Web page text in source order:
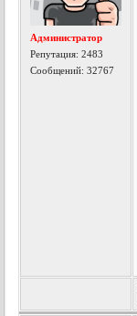
Администратор
Репутация:2483
Сообщений: 32767